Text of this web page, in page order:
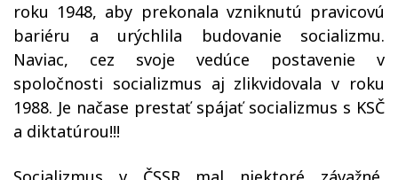
roku 1948, aby prekonala vzniknutú pravicovú
bariéru a urýchlila budovanie socializmu.
Naviac, cez svoje vedúce postavenie v
spoločnosti socializmus aj zlikvidovala v roku
1988. Je načase prestať spájať socializmus s KSČ
a diktatúrou!!!